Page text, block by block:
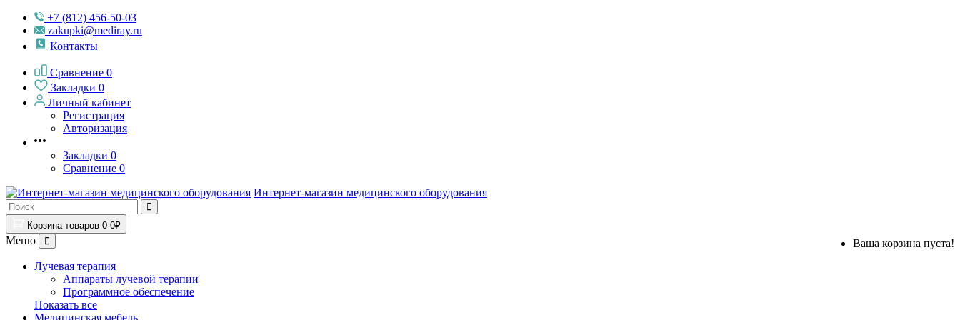
+7 (812) 456-50-03
zakupki@mediray.ru
Контакты
Сравнение 0
Закладки 0
Личный кабинет
Регистрация
Авторизация
Закладки 0
Сравнение 0
Интернет-магазин медицинского оборудования
Корзина товаров 0 0₽
Ваша корзина пуста!
Меню
Лучевая терапия
Аппараты лучевой терапии
Программное обеспечение
Показать все
Медицинская мебель